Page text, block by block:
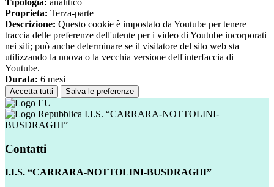
Proprieta: Terza-parte
Descrizione: Questo cookie è impostato da Youtube per tenere
traccia delle preferenze dell'utente per i video di Youtube incorporati
nei siti; può anche determinare se il visitatore del sito web sta
utilizzando la nuova o la vecchia versione dell'interfaccia di
Youtube.
Durata: 6 mesi
Accetta tutti Salva le preferenze
I.I.S. “CARRARA-NOTTOLINI-
BUSDRAGHI”
Contatti
I.I.S. “CARRARA-NOTTOLINI-BUSDRAGHI”